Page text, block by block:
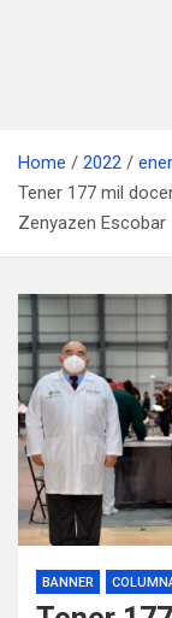
Home 2022
Tener 177 mil
Zenyazen Escobar
BANNER